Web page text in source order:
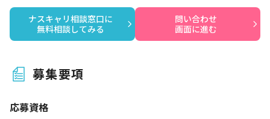
ナスキャリ相談窓口に
無料相談してみる
問い合わせ
画面に進む
募集要項
応募資格